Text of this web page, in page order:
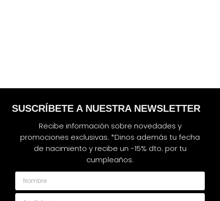
SUSCRÍBETE A NUESTRA NEWSLETTER
Recibe información sobre novedades y
promociones exclusivas. *Dinos además tu fecha
de nacimiento y recibe un -15% dto. por tu
cumpleaños.
Nombre
Apellidos